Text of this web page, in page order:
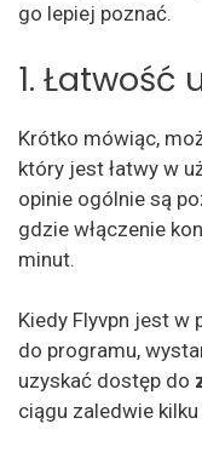
go lepiej poznać.
1. Łatwość
Krótko mówiąc,
który jest łatwy w
opinie ogólnie są
gdzie włączenie
minut.
Kiedy Flyvpn jest w
do programu,
uzyskać dostęp do
ciągu zaledwie kilku